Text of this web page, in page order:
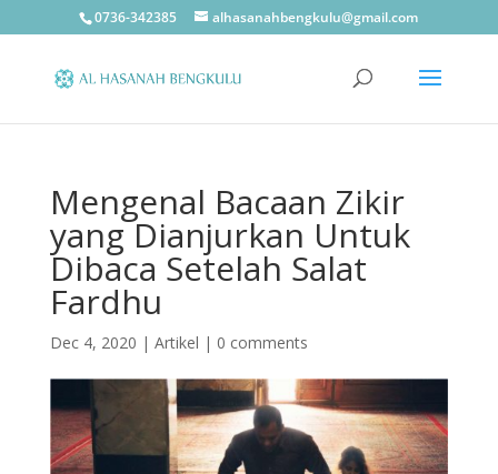
0736-342385 alhasanahbengkulu@gmail.com
Mengenal Bacaan Zikir
yang Dianjurkan Untuk
Dibaca Setelah Salat
Fardhu
Dec 4, 2020 | Artikel | 0 comments